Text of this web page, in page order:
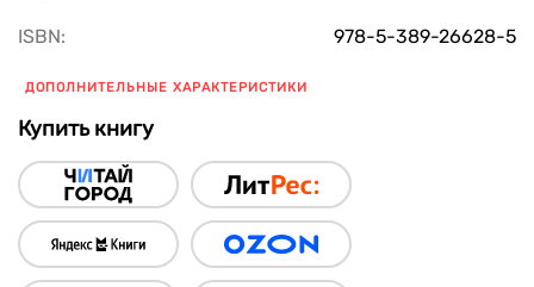
ISBN: 978-5-389-26628-5
ДОПОЛНИТЕЛЬНЫЕ ХАРАКТЕРИСТИКИ
Купить книгу